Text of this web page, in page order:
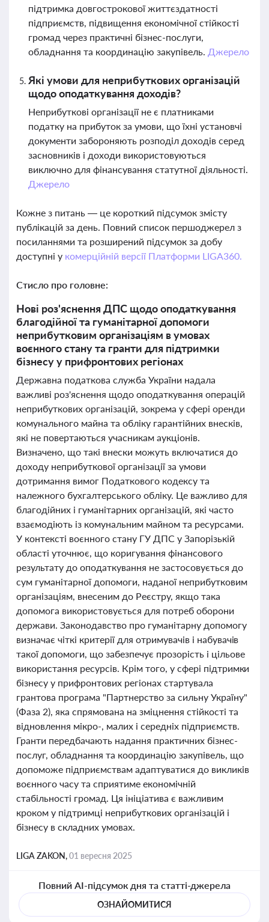
підтримка довгострокової життєздатності
підприємств, підвищення економічної стійкості
громад через практичні бізнес-послуги,
обладнання та координацію закупівель. Джерело
Які умови для неприбуткових організацій
щодо оподаткування доходів?
Неприбуткові організації не є платниками
податку на прибуток за умови, що їхні установчі
документи забороняють розподіл доходів серед
засновників і доходи використовуються
виключно для фінансування статутної діяльності.
Джерело
Кожне з питань — це короткий підсумок змісту
публікацій за день. Повний список першоджерел з
посиланнями та розширений підсумок за добу
доступні у комерційній версії Платформи LIGA360.
Стисло про головне:
Нові роз'яснення ДПС щодо оподаткування
благодійної та гуманітарної допомоги
неприбутковим організаціям в умовах
воєнного стану та гранти для підтримки
бізнесу у прифронтових регіонах
Державна податкова служба України надала
важливі роз'яснення щодо оподаткування операцій
неприбуткових організацій, зокрема у сфері оренди
комунального майна та обліку гарантійних внесків,
які не повертаються учасникам аукціонів.
Визначено, що такі внески можуть включатися до
доходу неприбуткової організації за умови
дотримання вимог Податкового кодексу та
належного бухгалтерського обліку. Це важливо для
благодійних і гуманітарних організацій, які часто
взаємодіють із комунальним майном та ресурсами.
У контексті воєнного стану ГУ ДПС у Запорізькій
області уточнює, що коригування фінансового
результату до оподаткування не застосовується до
сум гуманітарної допомоги, наданої неприбутковим
організаціям, внесеним до Реєстру, якщо така
допомога використовується для потреб оборони
держави. Законодавство про гуманітарну допомогу
визначає чіткі критерії для отримувачів і набувачів
такої допомоги, що забезпечує прозорість і цільове
використання ресурсів. Крім того, у сфері підтримки
бізнесу у прифронтових регіонах стартувала
грантова програма "Партнерство за сильну Україну"
(Фаза 2), яка спрямована на зміцнення стійкості та
відновлення мікро-, малих і середніх підприємств.
Гранти передбачають надання практичних бізнес-
послуг, обладнання та координацію закупівель, що
допоможе підприємствам адаптуватися до викликів
воєнного часу та сприятиме економічній
стабільності громад. Ця ініціатива є важливим
кроком у підтримці неприбуткових організацій і
бізнесу в складних умовах.
LIGA ZAKON,01 вересня 2025
Повний AI-підсумок дня та статті-джерела
ОЗНАЙОМИТИСЯ